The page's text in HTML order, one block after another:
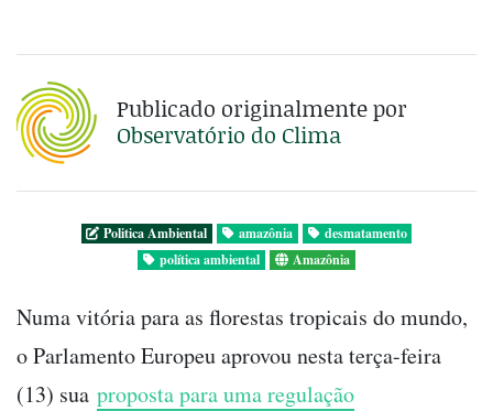
Publicado originalmente por
Observatório do Clima
Politica Ambiental amazônia
desmatamento
política ambiental
Amazônia
Numa vitória para as florestas tropicais do mundo,
o Parlamento Europeu aprovou nesta terça-feira
(13) sua proposta para uma regulação